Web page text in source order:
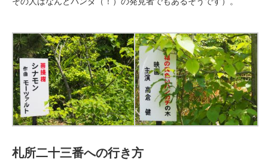
札所二十三番への行き方